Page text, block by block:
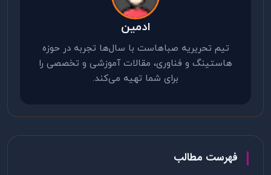
ادمین
تیم تحریریه صباهاست با سال‌ها تجربه در حوزه
هاستینگ و فناوری، مقالات آموزشی و تخصصی را
برای شما تهیه می‌کند.
فهرست مطالب